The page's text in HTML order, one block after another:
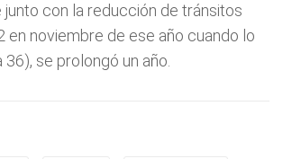
junto con la reducción de tránsitos
en noviembre de ese año cuando lo
se prolongó un año.